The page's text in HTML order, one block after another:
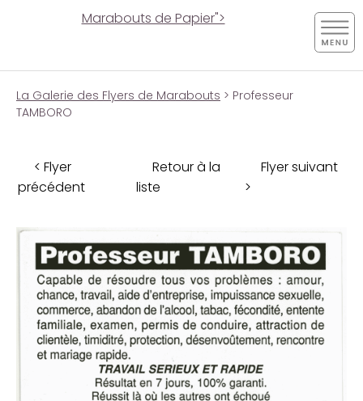
Marabouts de Papier">
La Galerie des Flyers de Marabouts > Professeur
TAMBORO
< Flyer
précédent
Retour à la
liste
Flyer suivant
>